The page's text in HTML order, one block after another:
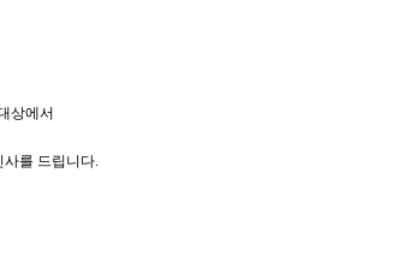
상에서
를 드립니다.